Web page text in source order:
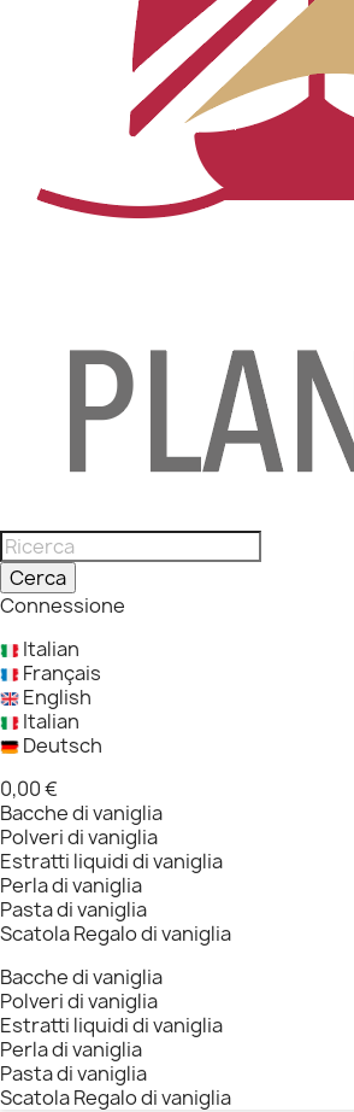
Cerca
Connessione
Italian
Français
English
Italian
Deutsch
0,00 €
Bacche di vaniglia
Polveri di vaniglia
Estratti liquidi di vaniglia
Perla di vaniglia
Pasta di vaniglia
Scatola Regalo di vaniglia
Bacche di vaniglia
Polveri di vaniglia
Estratti liquidi di vaniglia
Perla di vaniglia
Pasta di vaniglia
Scatola Regalo di vaniglia